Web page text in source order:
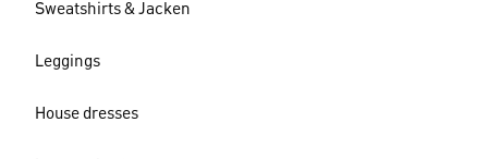
Sweatshirts & Jacken
Leggings
House dresses